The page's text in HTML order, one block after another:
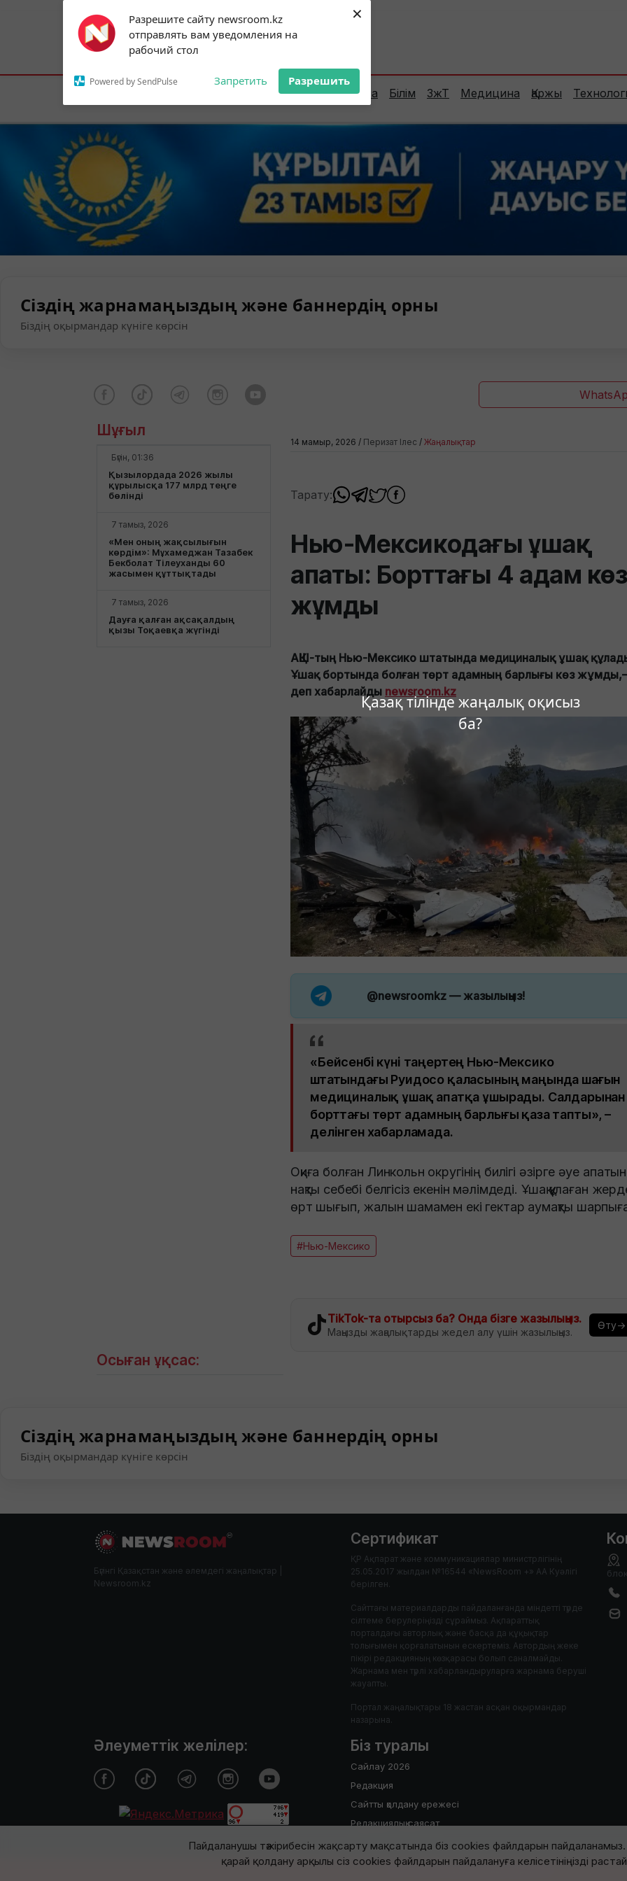
Разрешите сайту newsroom.kz
отправлять вам уведомления на
рабочий стол
Powered by SendPulse Запретить Разрешить
×
Қазақ тілінде жаңалық оқисыз
ба?
Subscribe to our
notifications!
To enable permission prompts, click on
the notification icon
Пайдаланушы тәжірибесін жақсарту мақсатында біз cookies файлдарын пайдаланамыз.
қарай қолдану арқылы сіз cookies файлдарын пайдалануға келісетініңізді
Астана:14°C Алматы:23°C Шымкент:
Елорда Сараптама Білім ЗжТ Медицина Қаржы
Сіздің жарнамаңыздың және баннердің орны
Біздің оқырмандар күніге көрсін
Шұғыл
Бүгін, 01:36
Қызылордада 2026 жылы
құрылысқа 177 млрд теңге
бөлінді
7 тамыз, 2026
«Мен оның жақсылығын
көрдім»: Мұхамеджан Тазабек
Бекболат Тілеуханды 60
жасымен құттықтады
7 тамыз, 2026
Дауға қалған ақсақалдың
қызы Тоқаевқа жүгінді
14 мамыр, 2026 / Перизат Ілес / Жаңалықтар
Тарату:
Нью-Мексикодағы ұшақ
апаты: Борттағы 4 адам
жұмды
АҚШ-тың Нью-Мексико штатында медициналық ұшақ
Ұшақ бортында болған төрт адамның барлығы көз
деп хабарлайды newsroom.kz
@newsroomkz— жазылыңыз!
«Бейсенбі күні таңертең Нью-Мексико
штатындағы Руидосо қаласының маңында шағын
медициналық ұшақ апатқа ұшырады. Салдарынан
борттағы төрт адамның барлығы қаза тапты», –
делінген хабарламада.
Оқиға болған Линкольн округінің билігі әзірге әуе
нақты себебі белгісіз екенін мәлімдеді. Ұшақ құлаған
өрт шығып, жалын шамамен екі гектар аумақты
#Нью-Мексико
TikTok-та отырсыз ба? Онда бізге жазылыңыз.
Маңызды жаңалықтарды жедел алу үшін жазылыңыз.
Өту→
Осыған ұқсас:
Сіздің жарнамаңыздың және баннердің орны
Біздің оқырмандар күніге көрсін
Бүгінгі Қазақстан және әлемдегі жаңалықтар |
Newsroom.kz
Сертификат
ҚР Ақпарат және коммуникациялар министрлігінің
25.05.2017 жылдан №16544 «NewsRoom +» АА Куәлігі
берілген.
Сайттағы материалдарды пайдаланғанда міндетті түрде
сілтеме берулеріңізді сұраймыз. Ақпараттық
порталдағы авторлық және басқа да құқықтар
толығымен қорғалатынын ескертеміз. Автордың жеке
пікірі редакцияның көзқарасы болып саналмайды.
Жарнама мен түрлі хабарландыруларға жарнама беруші
жауапты.
Портал жаңалықтары 18 жастан асқан оқырмандар
назарына.
Біз туралы
Сайлау 2026
Редакция
Сайтты қолдану ережесі
Редакциялық саясат
Әлеуметтік желілер:
2017-2026 © Барлық құқық қорғалған